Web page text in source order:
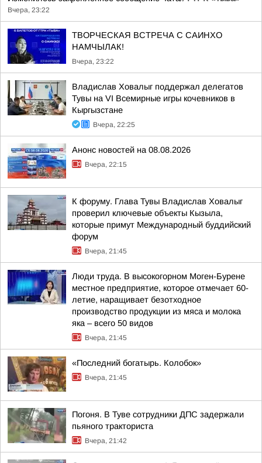
Вчера, 23:22
ТВОРЧЕСКАЯ ВСТРЕЧА С САИНХО
НАМЧЫЛАК!
Вчера, 23:22
Владислав Ховалыг поддержал делегатов
Тувы на VI Всемирные игры кочевников в
Кыргызстане
Вчера, 22:25
Анонс новостей на 08.08.2026
Вчера, 22:15
К форуму. Глава Тувы Владислав Ховалыг
проверил ключевые объекты Кызыла,
которые примут Международный буддийский
форум
Вчера, 21:45
Люди труда. В высокогорном Моген-Бурене
местное предприятие, которое отмечает 60-
летие, наращивает безотходное
производство продукции из мяса и молока
яка – всего 50 видов
Вчера, 21:45
«Последний богатырь. Колобок»
Вчера, 21:45
Погоня. В Туве сотрудники ДПС задержали
пьяного тракториста
Вчера, 21:42